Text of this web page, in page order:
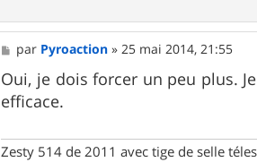
M
e
s
s
a
par Pyroaction »25 mai 2014, 21:55
Oui, je dois forcer un peu plus.
efficace.
Zesty 514 de 2011 avec tige de selle